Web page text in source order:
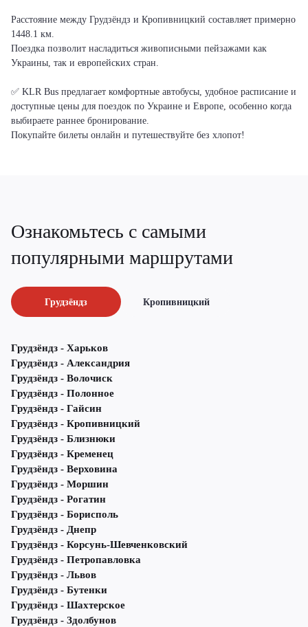
Расстояние между Грудзёндз и Кропивницкий составляет примерно
1448.1 км.
Поездка позволит насладиться живописными пейзажами как
Украины, так и европейских стран.
✅ KLR Bus предлагает комфортные автобусы, удобное расписание и
доступные цены для поездок по Украине и Европе, особенно когда
выбираете раннее бронирование.
Покупайте билеты онлайн и путешествуйте без хлопот!
Ознакомьтесь с самыми
популярными маршрутами
Грудзёндз Кропивницкий
Грудзёндз - Харьков
Грудзёндз - Александрия
Грудзёндз - Волочиск
Грудзёндз - Полонное
Грудзёндз - Гайсин
Грудзёндз - Кропивницкий
Грудзёндз - Близнюки
Грудзёндз - Кременец
Грудзёндз - Верховина
Грудзёндз - Моршин
Грудзёндз - Рогатин
Грудзёндз - Борисполь
Грудзёндз - Днепр
Грудзёндз - Корсунь-Шевченковский
Грудзёндз - Петропавловка
Грудзёндз - Львов
Грудзёндз - Бутенки
Грудзёндз - Шахтерское
Грудзёндз - Здолбунов